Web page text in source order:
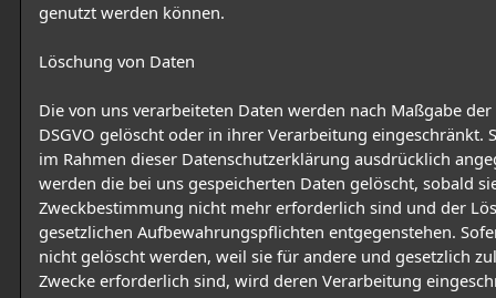
genutzt werden können.
Löschung von Daten
Die von uns verarbeiteten Daten werden nach Maßgabe der
DSGVO gelöscht oder in ihrer Verarbeitung eingeschränkt.
im Rahmen dieser Datenschutzerklärung ausdrücklich
werden die bei uns gespeicherten Daten gelöscht, sobald
Zweckbestimmung nicht mehr erforderlich sind und der
gesetzlichen Aufbewahrungspflichten entgegenstehen.
nicht gelöscht werden, weil sie für andere und gesetzlich
Zwecke erforderlich sind, wird deren Verarbeitung